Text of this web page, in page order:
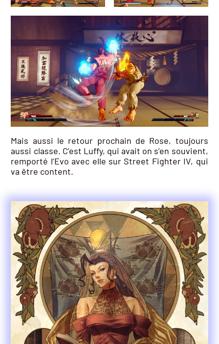
Mais aussi le retour prochain de Rose, toujours
aussi classe. C’est Luffy, qui avait on s’en souvient,
remporté l’Evo avec elle sur Street Fighter IV, qui
va être content.